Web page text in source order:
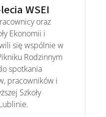
WSEI
oraz
Ekonomii i
się wspólnie w
Rodzinnym
spotkania
pracowników i
Szkoły